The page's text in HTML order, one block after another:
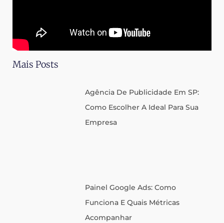
Mais Posts
Agência De Publicidade Em SP:
Como Escolher A Ideal Para Sua
Empresa
Painel Google Ads: Como
Funciona E Quais Métricas
Acompanhar